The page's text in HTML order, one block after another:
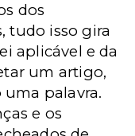
dos
tudo isso gira
aplicável e da
um artigo,
palavra.
e os